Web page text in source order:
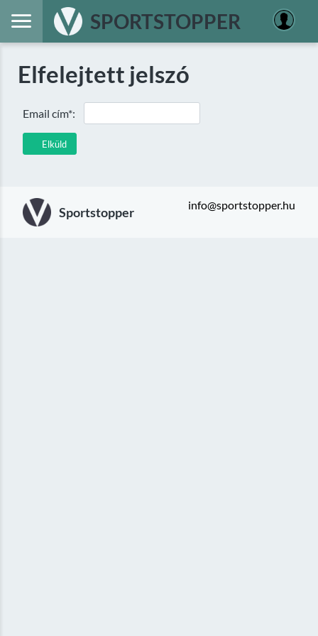
SPORTSTOPPER
Elfelejtett jelszó
Elküld
Email cím*:
Sportstopper info@sportstopper.hu